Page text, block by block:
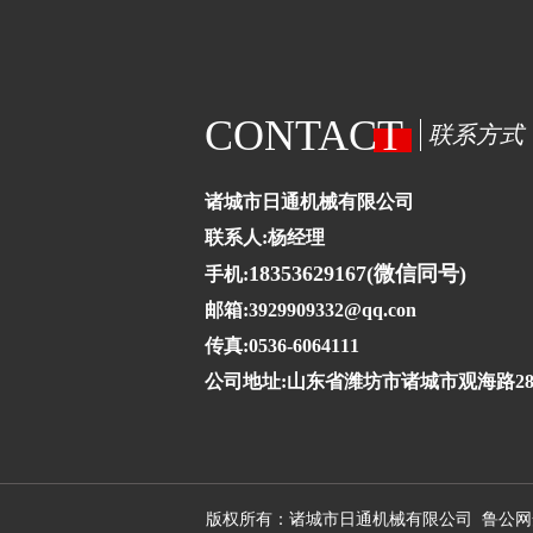
CONTACT 联系方式
诸城市日通机械有限公司
联系人:杨经理
手机:18353629167(微信同号)
邮箱:3929909332@qq.con
传真:0536-6064111
公司地址:山东省潍坊市诸城市观海路
版权所有：诸城市日通机械有限公司 鲁公